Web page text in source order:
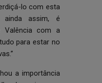
lo com esta
ainda assim, é
Valência com a
para estar no
a importância